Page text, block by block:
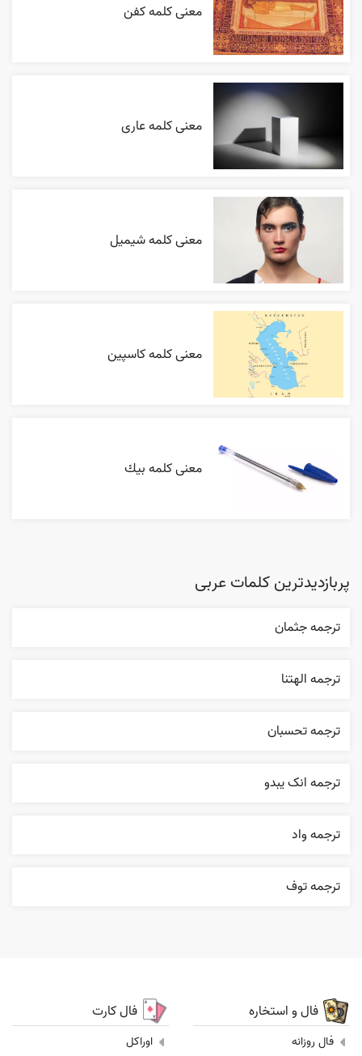
معنی کلمه کفن
معنی کلمه عاری
معنی کلمه شیمیل
معنی کلمه کاسپین
معنی کلمه بيك
پربازدیدترین کلمات عربی
ترجمه جثمان
ترجمه الهتنا
ترجمه تحسبان
ترجمه انک يبدو
ترجمه واد
ترجمه توف
فال و استخاره
فال روزانه
فال کارت
اوراکل